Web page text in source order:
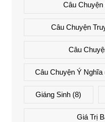
Câu
Câu Chuyện
Câu
Câu Chuyện Ý Nghĩa
Giáng Sinh (8)
Giá Trị